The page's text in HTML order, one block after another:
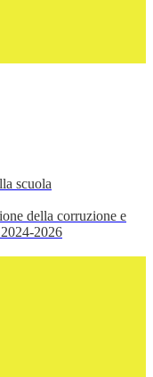
scuola
della corruzione e
2026